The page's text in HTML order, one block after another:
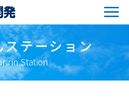
ステーション
Station